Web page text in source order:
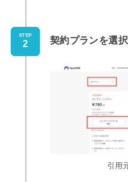
STEP 契約プランを選
引用